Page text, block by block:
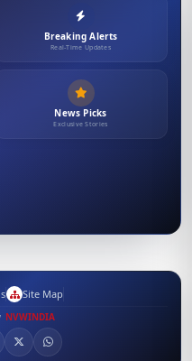
Breaking Alerts
Real-Time Updates
News Picks
Exclusive Stories
Site Map
NVWINDIA